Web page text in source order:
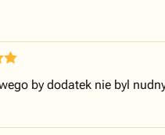
by dodatek nie byl